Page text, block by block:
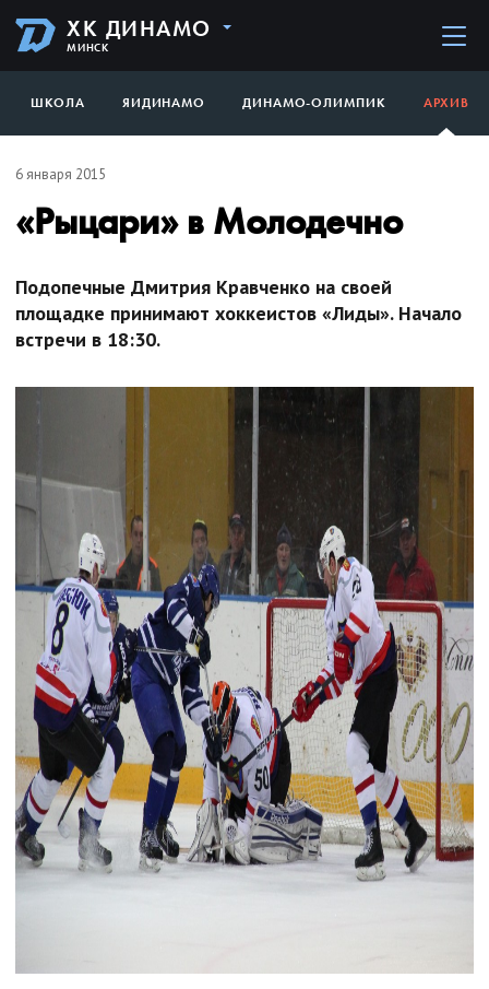
ХК ДИНАМО
МИНСК
ШКОЛА ЯИДИНАМО ДИНАМО-ОЛИМПИК АРХИВ
6 января 2015
«Рыцари» в Молодечно
Подопечные Дмитрия Кравченко на своей
площадке принимают хоккеистов «Лиды». Начало
встречи в 18:30.